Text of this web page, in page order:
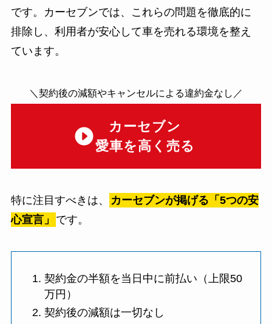
です。カーセブンでは、これらの問題を徹底的に
排除し、利用者が安心して車を売れる環境を整え
ています。
＼契約後の減額やキャンセルによる違約金なし／
カーセブン
愛車を高く売る
特に注目すべきは、
カーセブンが掲げる「5つの安
心宣言」
です。
契約金の半額を当日中に前払い（上限50
万円）
契約後の減額は一切なし